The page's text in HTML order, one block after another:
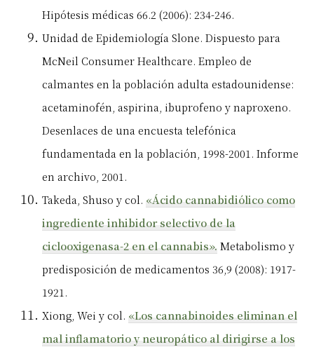
Hipótesis médicas 66.2 (2006): 234-246.
Unidad de Epidemiología Slone. Dispuesto para
McNeil Consumer Healthcare. Empleo de
calmantes en la población adulta estadounidense:
acetaminofén, aspirina, ibuprofeno y naproxeno.
Desenlaces de una encuesta telefónica
fundamentada en la población, 1998-2001. Informe
en archivo, 2001.
Takeda, Shuso y col. «Ácido cannabidiólico como
ingrediente inhibidor selectivo de la
ciclooxigenasa-2 en el cannabis». Metabolismo y
predisposición de medicamentos 36,9 (2008): 1917-
1921.
Xiong, Wei y col. «Los cannabinoides eliminan el
mal inflamatorio y neuropático al dirigirse a los